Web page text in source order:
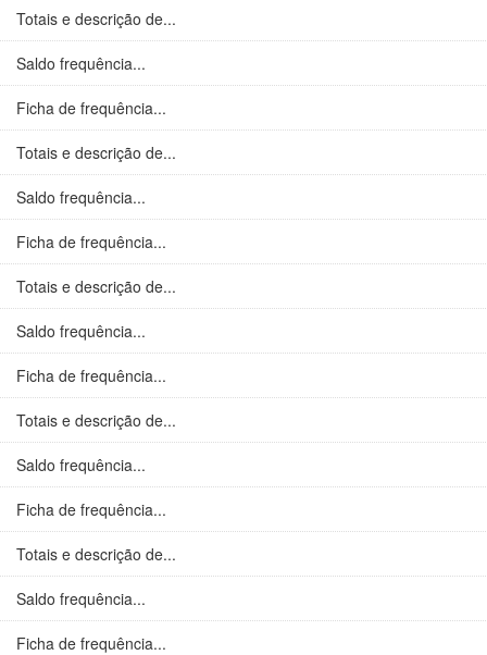
Totais e descrição de...
Saldo frequência...
Ficha de frequência...
Totais e descrição de...
Saldo frequência...
Ficha de frequência...
Totais e descrição de...
Saldo frequência...
Ficha de frequência...
Totais e descrição de...
Saldo frequência...
Ficha de frequência...
Totais e descrição de...
Saldo frequência...
Ficha de frequência...